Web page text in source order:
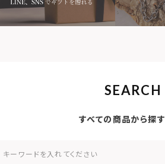
SEARCH
すべての商品から探す